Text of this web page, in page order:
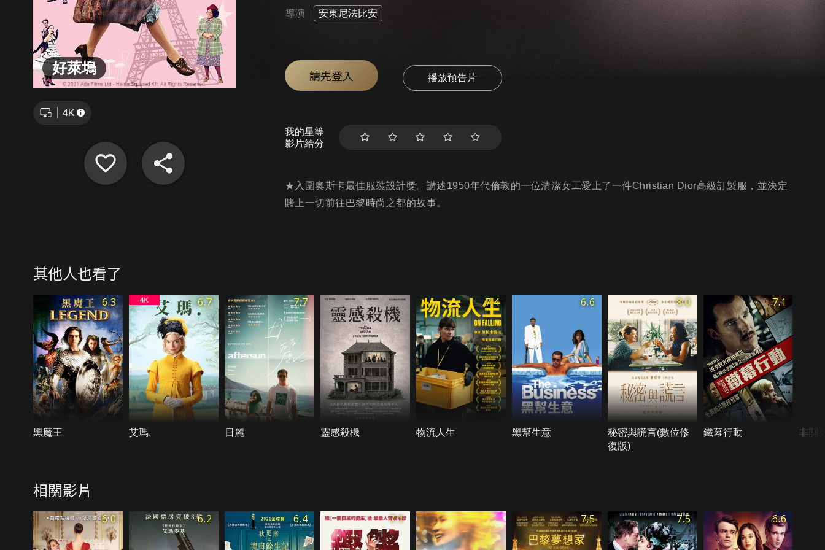
好萊塢
導演 安東尼法比安
請先登入 播放預告片
我的星等
影片給分
★入圍奧斯卡最佳服裝設計獎。講述1950年代倫敦的一位清潔女工愛上了一件Christian Dior高級訂製服，並決定
賭上一切前往巴黎時尚之都的故事。
其他人也看了
6.3
黑魔王
6.7
艾瑪.
7.7
日麗 靈感殺機
7.4
物流人生
6.6
黑幫生意
8.0
秘密與謊言(數位修
復版)
7.1
鐵幕行動 非關
相關影片
6.0 6.2 6.4 7.1 7.5 7.5 6.6